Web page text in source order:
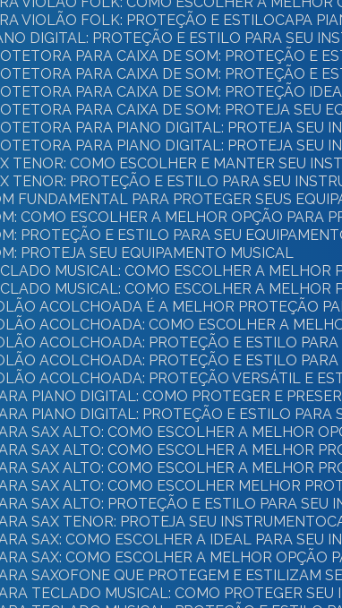
VIOLÃO FOLK: PROTEÇÃO E ESTILO
CAPA
DIGITAL: PROTEÇÃO E ESTILO PARA SEU
PARA CAIXA DE SOM: PROTEÇÃO E
PARA CAIXA DE SOM: PROTEÇÃO E
PARA CAIXA DE SOM: PROTEÇÃO
PARA CAIXA DE SOM: PROTEJA SEU
PARA PIANO DIGITAL: PROTEJA SEU
PARA PIANO DIGITAL: PROTEJA SEU
TENOR: COMO ESCOLHER E MANTER SEU
TENOR: PROTEÇÃO E ESTILO PARA SEU
FUNDAMENTAL PARA PROTEGER SEUS
COMO ESCOLHER A MELHOR OPÇÃO PARA
PROTEÇÃO E ESTILO PARA SEU
PROTEJA SEU EQUIPAMENTO MUSICAL
MUSICAL: COMO ESCOLHER A
MUSICAL: COMO ESCOLHER A
ACOLCHOADA É A MELHOR PROTEÇÃO
ACOLCHOADA: COMO ESCOLHER A
ACOLCHOADA: PROTEÇÃO E ESTILO
ACOLCHOADA: PROTEÇÃO E ESTILO
ACOLCHOADA: PROTEÇÃO VERSÁTIL E
PIANO DIGITAL: COMO PROTEGER E
PIANO DIGITAL: PROTEÇÃO E ESTILO PARA
SAX ALTO: COMO ESCOLHER A MELHOR
SAX ALTO: COMO ESCOLHER A MELHOR
SAX ALTO: COMO ESCOLHER A MELHOR
SAX ALTO: COMO ESCOLHER MELHOR
SAX ALTO: PROTEÇÃO E ESTILO PARA SEU
SAX TENOR: PROTEJA SEU INSTRUMENTO
SAX: COMO ESCOLHER A IDEAL PARA SEU
SAX: COMO ESCOLHER A MELHOR OPÇÃO
SAXOFONE QUE PROTEGEM E ESTILIZAM
TECLADO MUSICAL: COMO PROTEGER